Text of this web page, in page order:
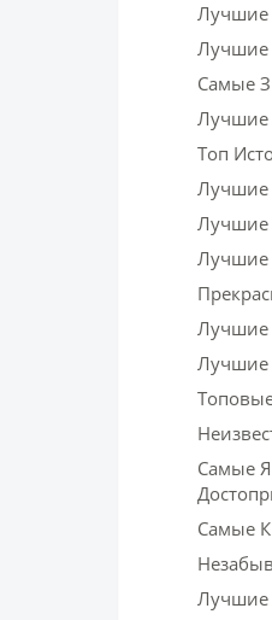
Лучшие
Лучшие
Самые
Лучшие
Топ
Лучшие
Лучшие
Лучшие
Лучшие
Лучшие
Самые
Самые
Лучшие